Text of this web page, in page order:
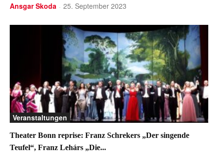
Ansgar Skoda - 25. September 2023
Veranstaltungen
Theater Bonn reprise: Franz Schrekers „Der singende
Teufel“, Franz Lehárs „Die...